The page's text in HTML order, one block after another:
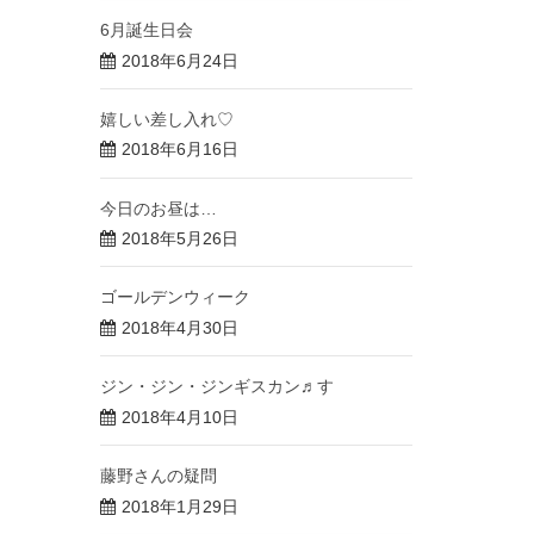
6月誕生日会
2018年6月24日
嬉しい差し入れ♡
2018年6月16日
今日のお昼は…
2018年5月26日
ゴールデンウィーク
2018年4月30日
ジン・ジン・ジンギスカン♬す
2018年4月10日
藤野さんの疑問
2018年1月29日